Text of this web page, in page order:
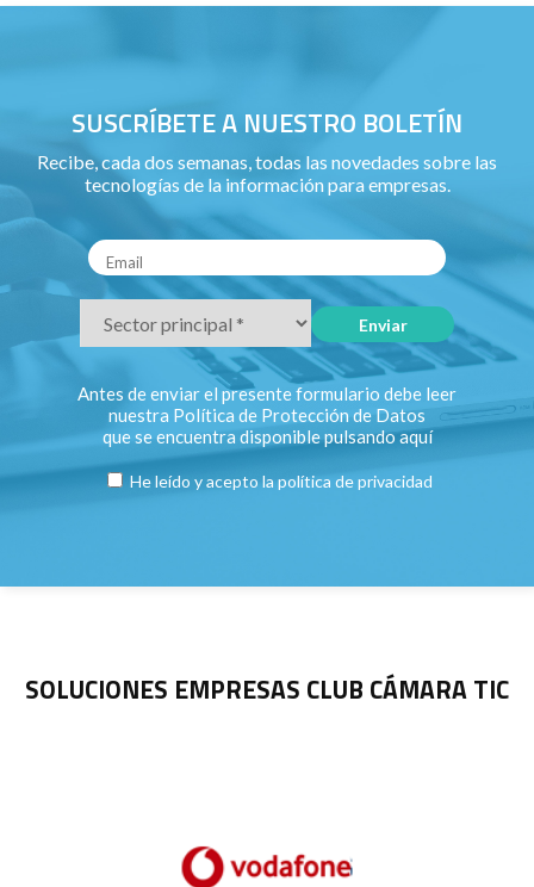
SUSCRÍBETE A NUESTRO BOLETÍN
Recibe, cada dos semanas, todas las novedades sobre las
tecnologías de la información para empresas.
Antes de enviar el presente formulario debe leer
nuestra Política de Protección de Datos
que se encuentra disponible pulsandoaquí
He leído y acepto la política de privacidad
SOLUCIONES EMPRESAS CLUB CÁMARA TIC